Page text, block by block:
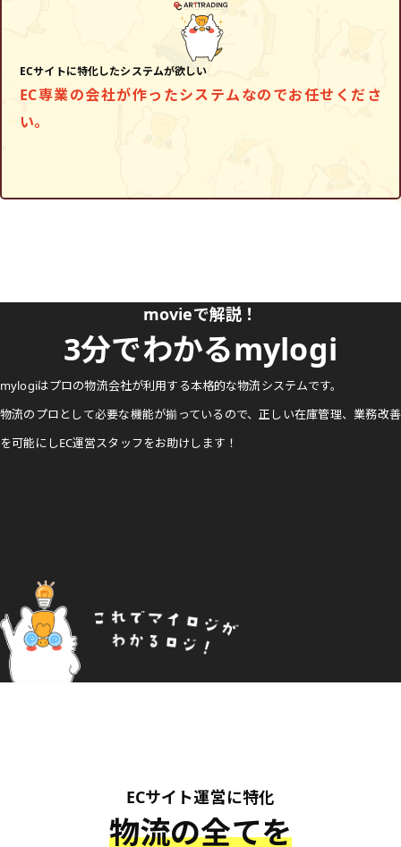
ECサイトに特化したシステムが欲しい
EC専業の会社が作ったシステムなのでお任せくださ
い。
3分でわかるmylogi
movieで解説！
mylogiはプロの物流会社が利用する本格的な物流システムです。
物流のプロとして必要な機能が揃っているので、正しい在庫管理、業務改善
を可能にしEC運営スタッフをお助けします！
物流の全てを
ECサイト運営に特化